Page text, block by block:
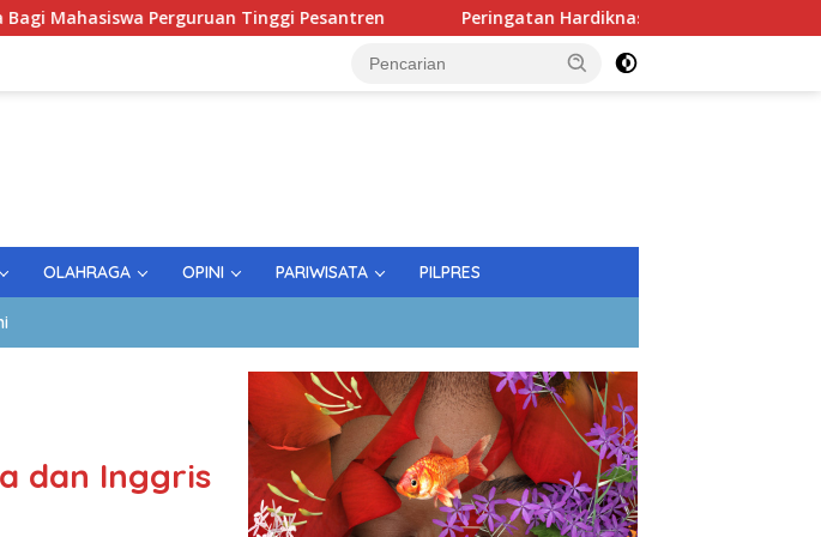
Perguruan Tinggi Pesantren Peringatan Hardiknas; Gubernur Tekankan Kualitas
OLAHRAGA OPINI PARIWISATA PILPRES
dan Inggris